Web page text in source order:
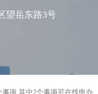
望岳东路3号
事项,其中2个事项可在线申办